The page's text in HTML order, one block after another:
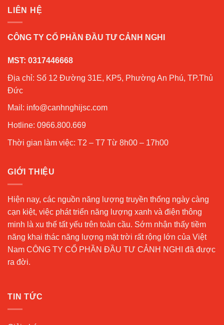
LIÊN HỆ
CÔNG TY CỔ PHẦN ĐẦU TƯ CẢNH NGHI
MST: 0317446668
Địa chỉ: Số 12 Đường 31E, KP5, Phường An Phú, TP.Thủ
Đức
Mail: info@canhnghijsc.com
Hotline: 0966.800.669
Thời gian làm việc: T2 – T7 Từ 8h00 – 17h00
GIỚI THIỆU
Hiện nay, các nguồn năng lượng truyền thống ngày càng
cạn kiệt, việc phát triển năng lượng xanh và điện thông
minh là xu thế tất yếu trên toàn cầu. Sớm nhận thấy tiềm
năng khai thác năng lượng mặt trời rất rộng lớn của Việt
Nam CÔNG TY CỔ PHẦN ĐẦU TƯ CẢNH NGHI đã được
ra đời.
TIN TỨC